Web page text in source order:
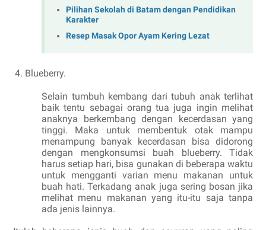
Pilihan Sekolah di Batam dengan Pendidikan
Karakter
Resep Masak Opor Ayam Kering Lezat
Blueberry.
Selain tumbuh kembang dari tubuh anak terlihat
baik tentu sebagai orang tua juga ingin melihat
anaknya berkembang dengan kecerdasan yang
tinggi. Maka untuk membentuk otak mampu
menampung banyak kecerdasan bisa didorong
dengan mengkonsumsi buah blueberry. Tidak
harus setiap hari, bisa gunakan di beberapa waktu
untuk mengganti varian menu makanan untuk
buah hati. Terkadang anak juga sering bosan jika
melihat menu makanan yang itu-itu saja tanpa
ada jenis lainnya.